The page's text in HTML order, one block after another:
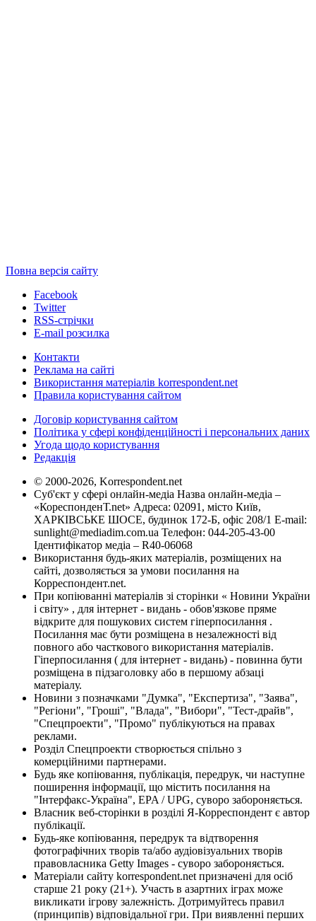
Повна версія сайту
Facebook
Twitter
RSS-стрічки
E-mail розсилка
Контакти
Реклама на сайті
Використання матеріалів korrespondent.net
Правила користування сайтом
Договір користування сайтом
Політика у сфері конфіденційності і персональних даних
Угода щодо користування
Редакція
© 2000-2026, Korrespondent.net
Суб'єкт у сфері онлайн-медіа Назва онлайн-медіа –
«КореспонденТ.net» Адреса: 02091, місто Київ,
ХАРКІВСЬКЕ ШОСЕ, будинок 172-Б, офіс 208/1 E-mail:
sunlight@mediadim.com.ua Телефон: 044-205-43-00
Ідентифікатор медіа – R40-06068
Використання будь-яких матеріалів, розміщених на
сайті, дозволяється за умови посилання на
Корреспондент.net.
При копіюванні матеріалів зі сторінки « Новини України
і світу» , для інтернет - видань - обов'язкове пряме
відкрите для пошукових систем гіперпосилання .
Посилання має бути розміщена в незалежності від
повного або часткового використання матеріалів.
Гіперпосилання ( для інтернет - видань) - повинна бути
розміщена в підзаголовку або в першому абзаці
матеріалу.
Новини з позначками "Думка", "Експертиза", "Заява",
"Регіони", "Гроші", "Влада", "Вибори", "Тест-драйв",
"Спецпроекти", "Промо" публікуються на правах
реклами.
Розділ Спецпроекти створюється спільно з
комерційними партнерами.
Будь яке копіювання, публікація, передрук, чи наступне
поширення інформації, що містить посилання на
"Інтерфакс-Україна", EPA / UPG, суворо забороняється.
Власник веб-сторінки в розділі Я-Корреспондент є автор
публікації.
Будь-яке копіювання, передрук та відтворення
фотографічних творів та/або аудіовізуальних творів
правовласника Getty Images - суворо забороняється.
Матеріали сайту korrespondent.net призначені для осіб
старше 21 року (21+). Участь в азартних іграх може
викликати ігрову залежність. Дотримуйтесь правил
(принципів) відповідальної гри. При виявленні перших